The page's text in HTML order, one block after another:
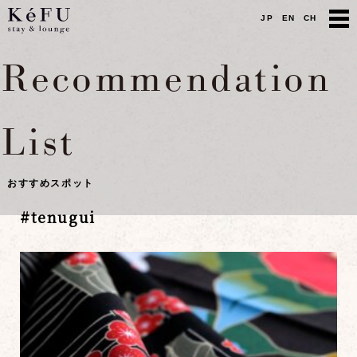
JP EN CH
Recommendation
List
おすすめスポット
#tenugui